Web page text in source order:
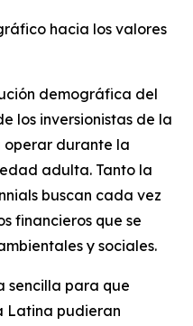
hacia los valores
demográfica del
los inversionistas de la
operar durante la
adulta. Tanto la
buscan cada vez
financieros que se
y sociales.
sencilla para que
Latina pudieran